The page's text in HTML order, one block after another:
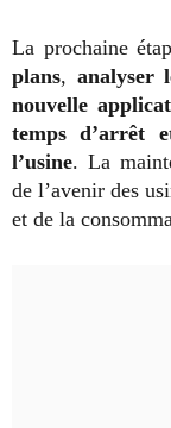
La prochaine
plans, analyser
nouvelle
temps d’arrêt
l’usine. La
de l’avenir des
et de la